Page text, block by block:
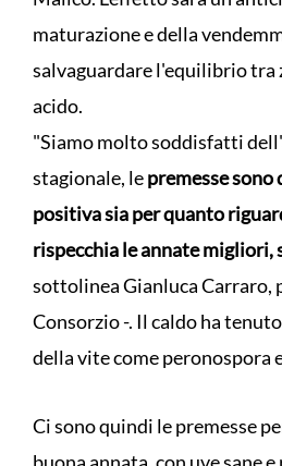
maturazione e della
salvaguardare l'equilibrio tra
acido.
"Siamo molto soddisfatti
stagionale, lepremesse sono
positiva sia per quanto
rispecchia le annate migliori,
sottolinea Gianluca Carraro,
Consorzio -. Il caldo ha
della vite come peronospora
Ci sono quindi le premesse